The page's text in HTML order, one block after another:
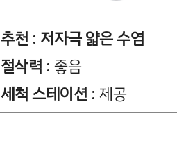
추천 : 저자극 얇은 수염
절삭력 : 좋음
세척 스테이션 : 제공